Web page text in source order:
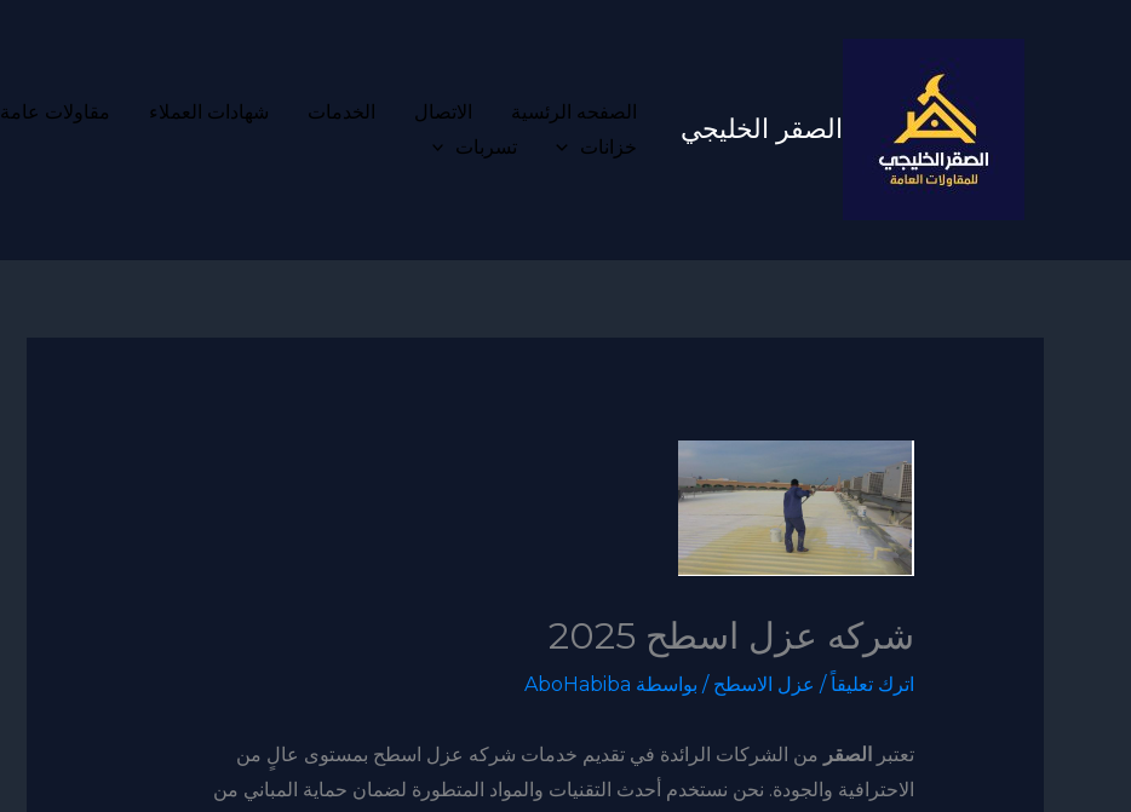
الصقر الخليجي
الصفحه الرئسية الاتصال الخدمات شهادات العملاء مقاولات عامة
خزانات
تسربات
شركه عزل اسطح 2025
اترك تعليقاً / عزل الاسطح / بواسطة AboHabiba
تعتبر الصقر من الشركات الرائدة في تقديم خدمات شركه عزل اسطح بمستوى عالٍ من
الاحترافية والجودة. نحن نستخدم أحدث التقنيات والمواد المتطورة لضمان حماية المباني من